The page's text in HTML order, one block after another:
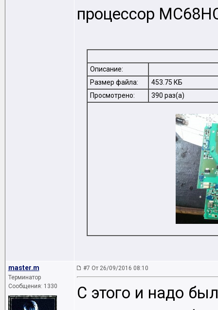
процессор
Описание:
Размер файла:
453.75 КБ
Просмотрено:
390 раз(а)
master.m
Терминатор
Сообщения: 1330
#7 От 26/09/2016 08:10
С этого и надо